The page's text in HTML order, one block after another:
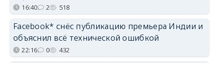
16:40 2 518
Facebook* снёс публикацию премьера Индии и
объяснил всё технической ошибкой
22:16 0 432